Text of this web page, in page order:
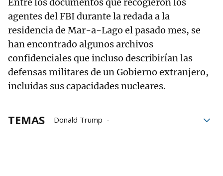
Entre los documentos que recogieron los
agentes del FBI durante la redada a la
residencia de Mar-a-Lago el pasado mes, se
han encontrado algunos archivos
confidenciales que incluso describirían las
defensas militares de un Gobierno extranjero,
incluidas sus capacidades nucleares.
TEMAS
Donald Trump